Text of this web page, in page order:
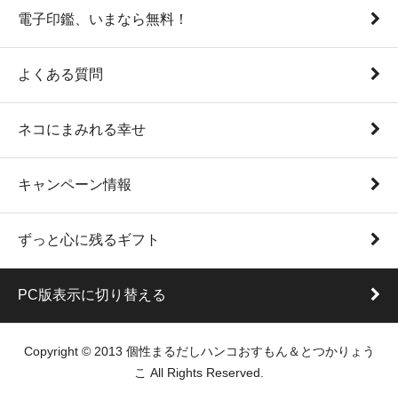
電子印鑑、いまなら無料！
よくある質問
ネコにまみれる幸せ
キャンペーン情報
ずっと心に残るギフト
PC版表示に切り替える
Copyright © 2013 個性まるだしハンコおすもん＆とつかりょう
こ All Rights Reserved.